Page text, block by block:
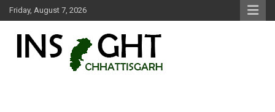
Skip
to
Friday, August 7, 2026